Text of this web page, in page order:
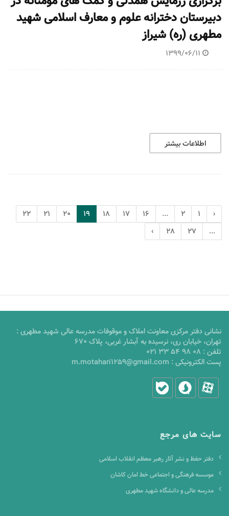
دبیرستان دخترانه علوم و معارف اسلامی شهید
مطهری (ره) شیراز
1399/06/11
اطلاعات بیشتر
‹
1
2
...
16
17
18
19
20
21
22
...
27
28
›
نشانی دفتر مرکزی معاونت املاک و موقوفات مدرسه عالی شهید مطهری :
تهران، خیابان ری، نرسیده به آبشار غربی، پلاک 670
تلفن : 021 33 54 98 08
پست الکترونیکی : m.motahari1259@gmail.com
سایت های مرجع
دفتر حفظ و نشر آثار رهبر معظم انقلاب اسلامی
موسسه فرهنگی و اجتماعی خط امان کاشان
مدرسه عالی و دانشگاه شهید مطهری